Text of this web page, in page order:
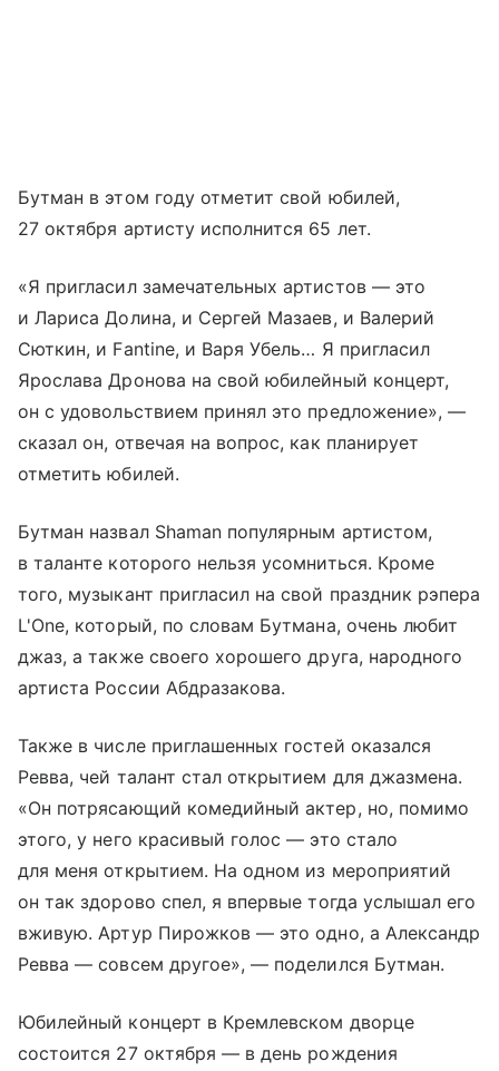
Бутман в этом году отметит свой юбилей,
27 октября артисту исполнится 65 лет.
«Я пригласил замечательных артистов — это
и Лариса Долина, и Сергей Мазаев, и Валерий
Сюткин, и Fantine, и Варя Убель… Я пригласил
Ярослава Дронова на свой юбилейный концерт,
он с удовольствием принял это предложение», —
сказал он, отвечая на вопрос, как планирует
отметить юбилей.
Бутман назвал Shaman популярным артистом,
в таланте которого нельзя усомниться. Кроме
того, музыкант пригласил на свой праздник рэпера
L'One, который, по словам Бутмана, очень любит
джаз, а также своего хорошего друга, народного
артиста России Абдразакова.
Также в числе приглашенных гостей оказался
Ревва, чей талант стал открытием для джазмена.
«Он потрясающий комедийный актер, но, помимо
этого, у него красивый голос — это стало
для меня открытием. На одном из мероприятий
он так здорово спел, я впервые тогда услышал его
вживую. Артур Пирожков — это одно, а Александр
Ревва — совсем другое», — поделился Бутман.
Юбилейный концерт в Кремлевском дворце
состоится 27 октября — в день рождения